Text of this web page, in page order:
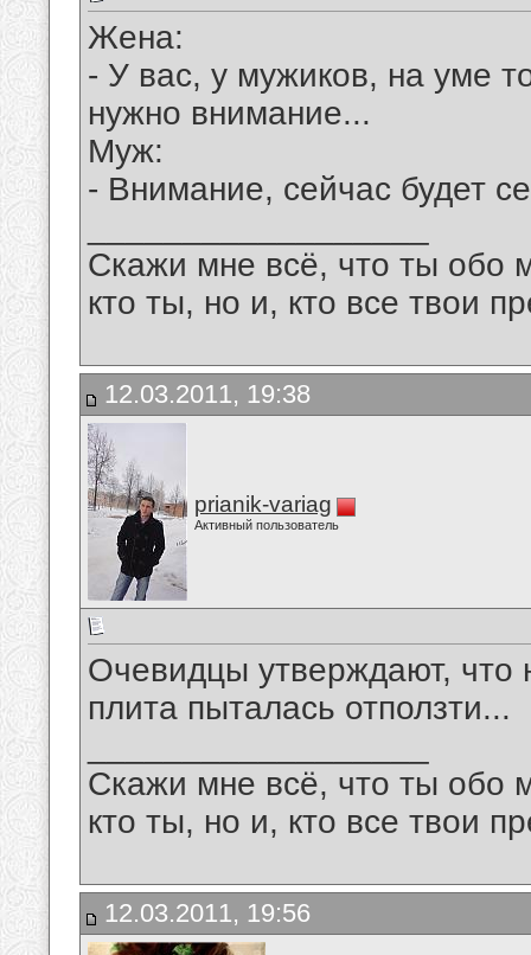
Жена:
- У вас, у мужиков, на уме
нужно внимание...
Mуж:
- Внимание, сейчас будет
Скажи мне всё, что ты обо
кто ты, но и, кто все твои
12.03.2011, 19:38
prianik-variag
Активный пользователь
Очевидцы утверждают, что
плита пыталась отползти...
Скажи мне всё, что ты обо
кто ты, но и, кто все твои
12.03.2011, 19:56